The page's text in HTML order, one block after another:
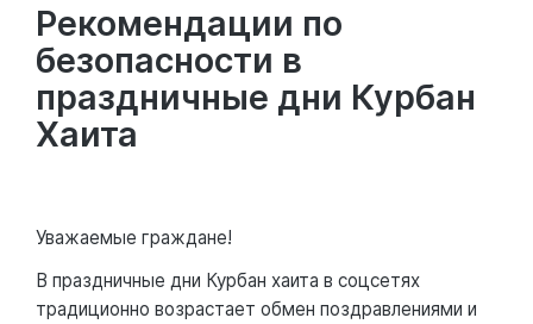
Рекомендации по
безопасности в
праздничные дни Курбан
Хаита
Уважаемые граждане!
В праздничные дни Курбан хаита в соцсетях
традиционно возрастает обмен поздравлениями и